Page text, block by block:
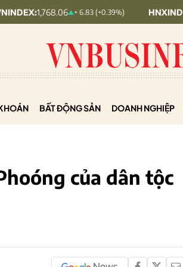
+ 6.83 (+0.39%) HNXINDEX:293.44
BẤT ĐỘNG SẢN DOANH NGHIỆP
của dân tộc